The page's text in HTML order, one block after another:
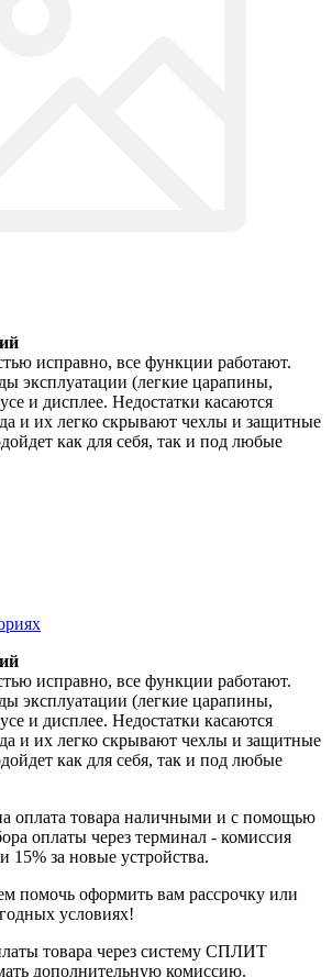
исправно, все функции работают.
эксплуатации (легкие царапины,
и дисплее. Недостатки касаются
и их легко скрывают чехлы и защитные
как для себя, так и под любые
исправно, все функции работают.
эксплуатации (легкие царапины,
и дисплее. Недостатки касаются
и их легко скрывают чехлы и защитные
как для себя, так и под любые
оплата товара наличными и с помощью
оплаты через терминал - комиссия
15% за новые устройства.
помочь оформить вам рассрочку или
условиях!
товара через систему СПЛИТ
дополнительную комиссию.